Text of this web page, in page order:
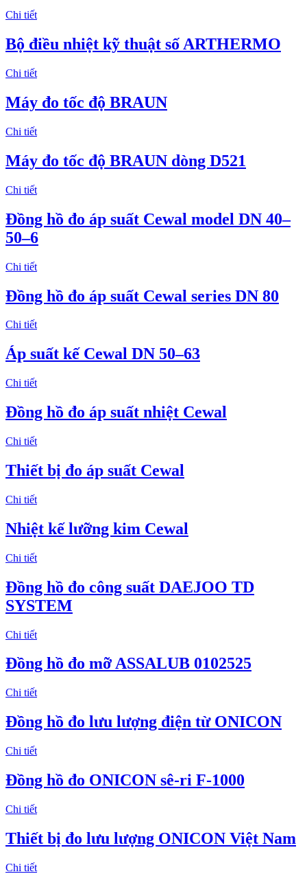
Chi tiết
Bộ điều nhiệt kỹ thuật số ARTHERMO
Chi tiết
Máy đo tốc độ BRAUN
Chi tiết
Máy đo tốc độ BRAUN dòng D521
Chi tiết
Đồng hồ đo áp suất Cewal model DN 40–
50–6
Chi tiết
Đồng hồ đo áp suất Cewal series DN 80
Chi tiết
Áp suất kế Cewal DN 50–63
Chi tiết
Đồng hồ đo áp suất nhiệt Cewal
Chi tiết
Thiết bị đo áp suất Cewal
Chi tiết
Nhiệt kế lưỡng kim Cewal
Chi tiết
Đồng hồ đo công suất DAEJOO TD
SYSTEM
Chi tiết
Đồng hồ đo mỡ ASSALUB 0102525
Chi tiết
Đồng hồ đo lưu lượng điện từ ONICON
Chi tiết
Đồng hồ đo ONICON sê-ri F-1000
Chi tiết
Thiết bị đo lưu lượng ONICON Việt Nam
Chi tiết